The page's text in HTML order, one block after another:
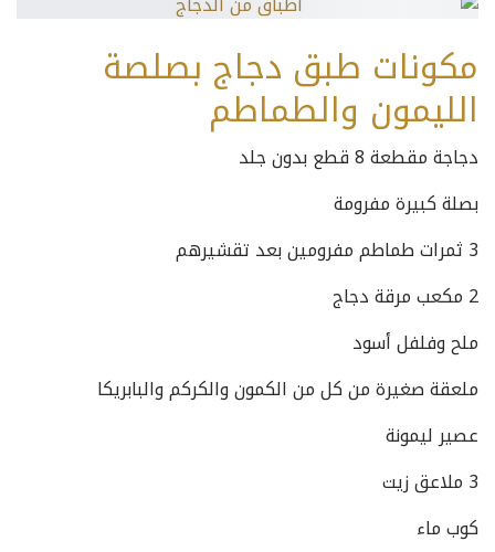
مكونات طبق دجاج بصلصة
الليمون والطماطم
دجاجة مقطعة 8 قطع بدون جلد
بصلة كبيرة مفرومة
3 ثمرات طماطم مفرومين بعد تقشيرهم
2 مكعب مرقة دجاج
ملح وفلفل أسود
ملعقة صغيرة من كل من الكمون والكركم والبابريكا
عصير ليمونة
3 ملاعق زيت
كوب ماء